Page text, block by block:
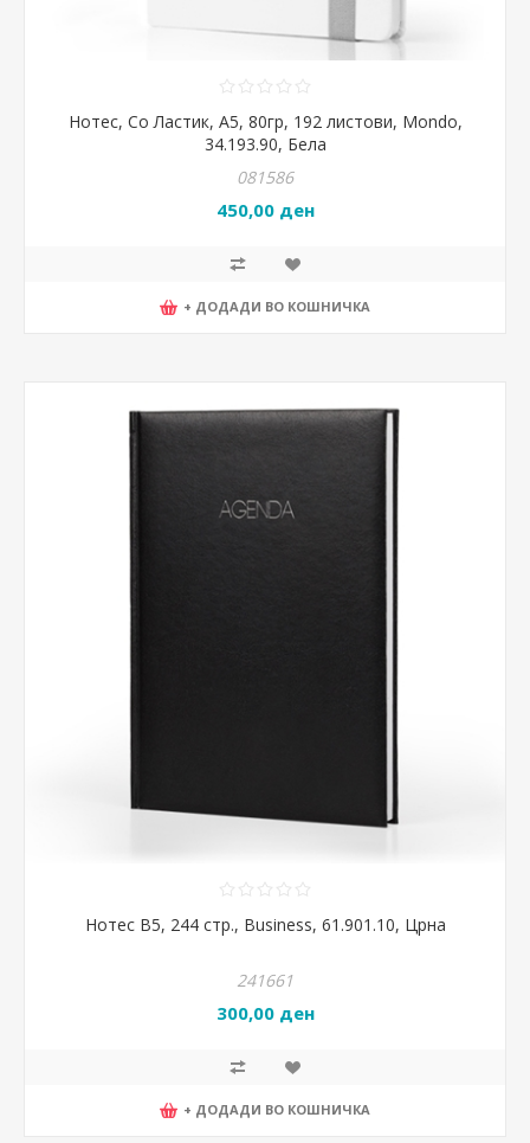
Нотес, Со Ластик, А5, 80гр, 192 листови, Mondo,
34.193.90, Бела
081586
450,00 ден
+ ДОДАДИ ВО КОШНИЧКА
Нотес B5, 244 стр., Business, 61.901.10, Црна
241661
300,00 ден
+ ДОДАДИ ВО КОШНИЧКА